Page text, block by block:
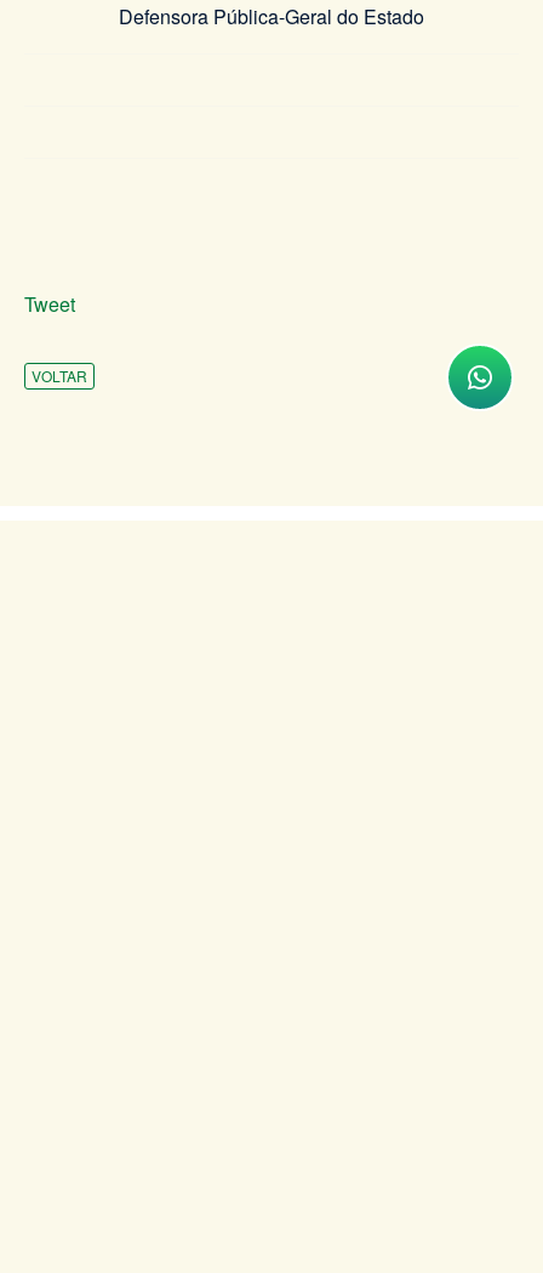
Defensora Pública-Geral do Estado
Tweet
VOLTAR